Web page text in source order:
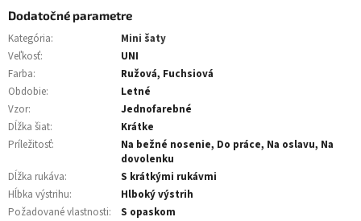
Dodatočné parametre
Kategória:
Mini šaty
Veľkosť:
UNI
Farba:
Ružová, Fuchsiová
Obdobie:
Letné
Vzor:
Jednofarebné
Dĺžka šiat:
Krátke
Príležitosť:
Na bežné nosenie, Do práce, Na oslavu, Na
dovolenku
Dĺžka rukáva:
S krátkými rukávmi
Hĺbka výstrihu:
Hlboký výstrih
Požadované vlastnosti:
S opaskom